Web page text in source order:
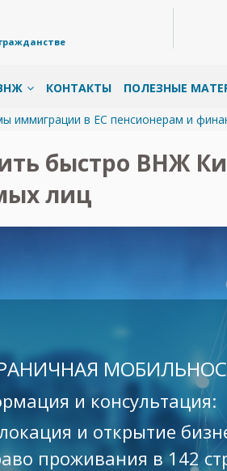
КОНТАКТЫ ПОЛЕЗНЫЕ
иммиграции в ЕС пенсионерам и
быстро ВНЖ
лиц
и консультация:
и открытие
проживания в 142